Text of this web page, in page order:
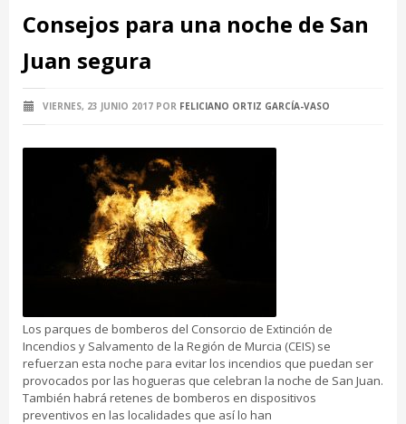
Consejos para una noche de San
Juan segura
VIERNES, 23 JUNIO 2017 POR FELICIANO ORTIZ GARCÍA-VASO
Los parques de bomberos del Consorcio de Extinción de
Incendios y Salvamento de la Región de Murcia (CEIS) se
refuerzan esta noche para evitar los incendios que puedan ser
provocados por las hogueras que celebran la noche de San Juan.
También habrá retenes de bomberos en dispositivos
preventivos en las localidades que así lo han